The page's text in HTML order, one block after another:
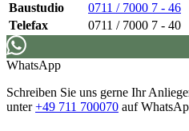
Baustudio
0711 / 7000 7 - 46
Telefax
0711 / 7000 7 - 40
WhatsApp
Schreiben Sie uns gerne Ihr
unter+49 711 700070 auf